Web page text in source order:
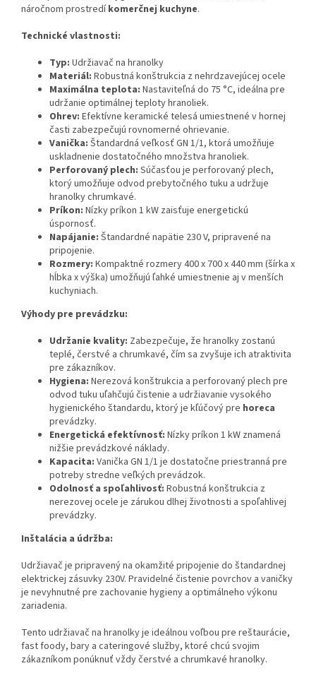
náročnom prostredíkomerčnej kuchyne.
Technické vlastnosti:
Typ: Udržiavač na hranolky
Materiál: Robustná konštrukcia z nehrdzavejúcej ocele
Maximálna teplota: Nastaviteľná do 75 °C, ideálna pre
udržanie optimálnej teploty hranoliek.
Ohrev: Efektívne keramické telesá umiestnené v hornej
časti zabezpečujú rovnomerné ohrievanie.
Vanička: Štandardná veľkosť GN 1/1, ktorá umožňuje
uskladnenie dostatočného množstva hranoliek.
Perforovaný plech: Súčasťou je perforovaný plech,
ktorý umožňuje odvod prebytočného tuku a udržuje
hranolky chrumkavé.
Príkon: Nízky príkon 1 kW zaisťuje energetickú
úspornosť.
Napájanie: Štandardné napätie 230 V, pripravené na
pripojenie.
Rozmery: Kompaktné rozmery 400 x 700 x 440 mm (šírka x
hĺbka x výška) umožňujú ľahké umiestnenie aj v menších
kuchyniach.
Výhody pre prevádzku:
Udržanie kvality: Zabezpečuje, že hranolky zostanú
teplé, čerstvé a chrumkavé, čím sa zvyšuje ich atraktivita
pre zákazníkov.
Hygiena: Nerezová konštrukcia a perforovaný plech pre
odvod tuku uľahčujú čistenie a udržiavanie vysokého
hygienického štandardu, ktorý je kľúčový pre horeca
prevádzky.
Energetická efektívnosť: Nízky príkon 1 kW znamená
nižšie prevádzkové náklady.
Kapacita: Vanička GN 1/1 je dostatočne priestranná pre
potreby stredne veľkých prevádzok.
Odolnosť a spoľahlivosť: Robustná konštrukcia z
nerezovej ocele je zárukou dlhej životnosti a spoľahlivej
prevádzky.
Inštalácia a údržba:
Udržiavač je pripravený na okamžité pripojenie do štandardnej
elektrickej zásuvky 230V. Pravidelné čistenie povrchov a vaničky
je nevyhnutné pre zachovanie hygieny a optimálneho výkonu
zariadenia.
Tento udržiavač na hranolky je ideálnou voľbou pre reštaurácie,
fast foody, bary a cateringové služby, ktoré chcú svojim
zákazníkom ponúknuť vždy čerstvé a chrumkavé hranolky.